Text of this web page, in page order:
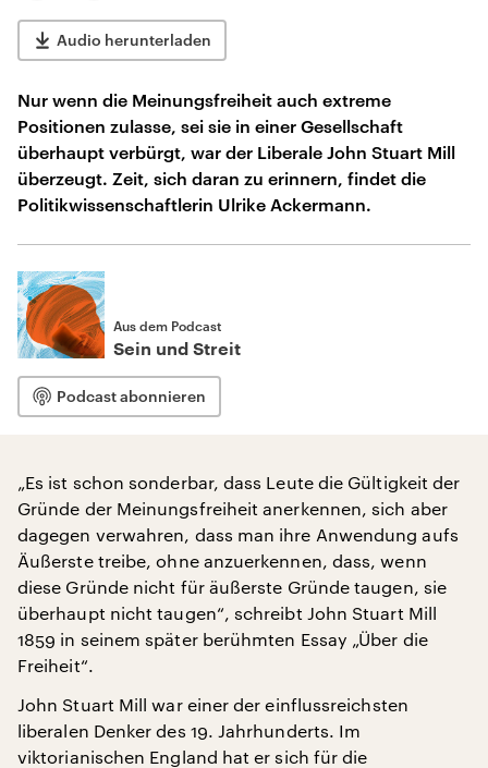
Audio herunterladen
Nur wenn die Meinungsfreiheit auch extreme
Positionen zulasse, sei sie in einer Gesellschaft
überhaupt verbürgt, war der Liberale John Stuart Mill
überzeugt. Zeit, sich daran zu erinnern, findet die
Politikwissenschaftlerin Ulrike Ackermann.
Aus dem Podcast
Sein und Streit
Podcast abonnieren
„Es ist schon sonderbar, dass Leute die Gültigkeit der
Gründe der Meinungsfreiheit anerkennen, sich aber
dagegen verwahren, dass man ihre Anwendung aufs
Äußerste treibe, ohne anzuerkennen, dass, wenn
diese Gründe nicht für äußerste Gründe taugen, sie
überhaupt nicht taugen“, schreibt John Stuart Mill
1859 in seinem später berühmten Essay „Über die
Freiheit“.
John Stuart Mill war einer der einflussreichsten
liberalen Denker des 19. Jahrhunderts. Im
viktorianischen England hat er sich für die